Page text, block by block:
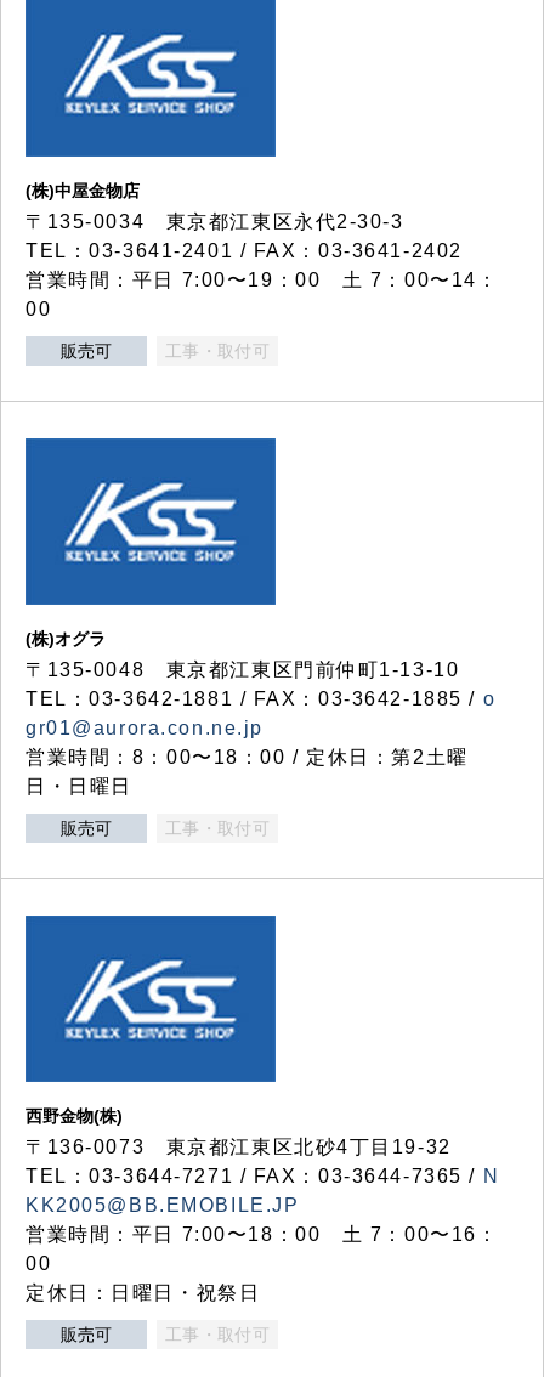
(株)中屋金物店
〒135-0034 東京都江東区永代2-30-3
TEL：03-3641-2401 / FAX：03-3641-2402
営業時間：平日 7:00〜19：00 土 7：00〜14：
00
販売可 工事・取付可
(株)オグラ
〒135-0048 東京都江東区門前仲町1-13-10
TEL：03-3642-1881 / FAX：03-3642-1885 / o
gr01@aurora.con.ne.jp
営業時間：8：00〜18：00 / 定休日：第2土曜
日・日曜日
販売可 工事・取付可
西野金物(株)
〒136-0073 東京都江東区北砂4丁目19-32
TEL：03‐3644‐7271 / FAX：03-3644-7365 / N
KK2005@BB.EMOBILE.JP
営業時間：平日 7:00〜18：00 土 7：00〜16：
00
定休日：日曜日・祝祭日
販売可 工事・取付可